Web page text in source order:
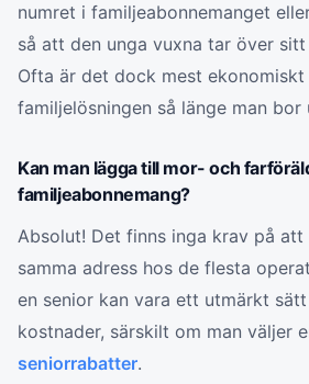
numret i familjeabonnemanget
så att den unga vuxna tar över
Ofta är det dock mest
familjelösningen så länge man bor
Kan man lägga till mor- och
familjeabonnemang?
Absolut! Det finns inga krav på att
samma adress hos de flesta
en senior kan vara ett utmärkt
kostnader, särskilt om man väljer
seniorrabatter.